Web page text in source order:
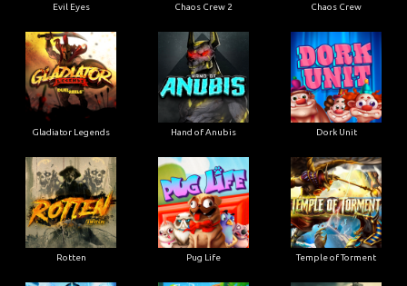
Evil Eyes Chaos Crew 2 Chaos Crew
Gladiator Legends Hand of Anubis Dork Unit
Rotten Pug Life Temple of Torment